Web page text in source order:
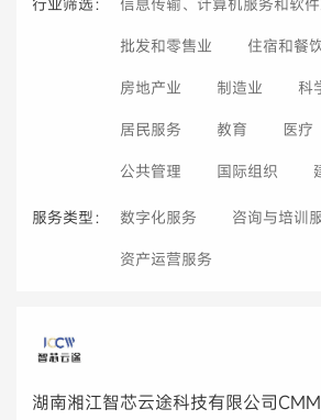
行业筛选：
信息传输、计算机服务和软
批发和零售业
住宿和餐
房地产业
制造业 科
居民服务
教育 医疗
公共管理
国际组织
服务类型： 数字化服务
咨询与培训
资产运营服务
湖南湘江智芯云途科技有限公司